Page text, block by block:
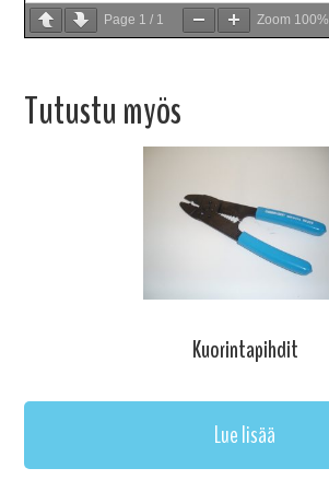
Page 1 / 1 Zoom 100%
Tutustu myös
Kuorintapihdit
Lue lisää